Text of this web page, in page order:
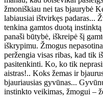
žmoniškiau nei tas bjaurybė
labiausiai ištvirkęs padaras...
tenkina gamtos duotą
panaši būtybė, iškreipė šį
iškrypimu. Žmogus
peržengia visas ribas, kad tik
pasitenkinti. Ko, ko tik
aistras!.. Koks žemas ir
bjauriausias gyvūnas...
instinkto veikimas, žmogui –